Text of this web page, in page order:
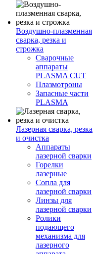
Воздушно-плазменная
сварка, резка и
строжка
Сварочные
аппараты
PLASMA CUT
Плазмотроны
Запасные части
PLASMA
Лазерная сварка, резка
и очистка
Аппараты
лазерной сварки
Горелки
лазерные
Сопла для
лазерной сварки
Линзы для
лазерной сварки
Ролики
подающего
механизма для
лазерного